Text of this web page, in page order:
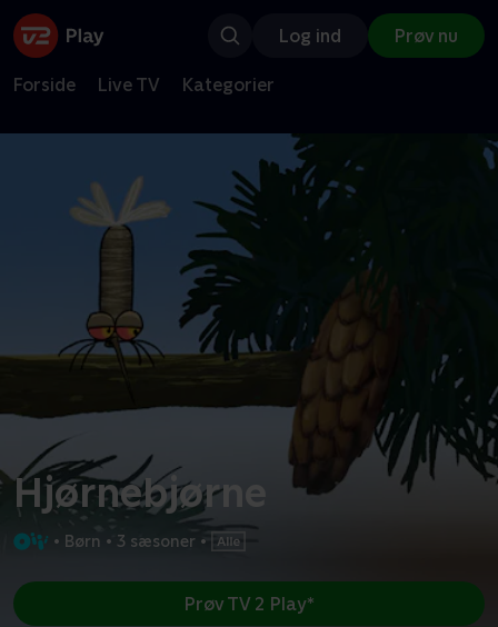
Log ind Prøv nu
Forside Live TV Kategorier
Hjørnebjørne
• Børn • 3 sæsoner •
Prøv TV 2 Play*